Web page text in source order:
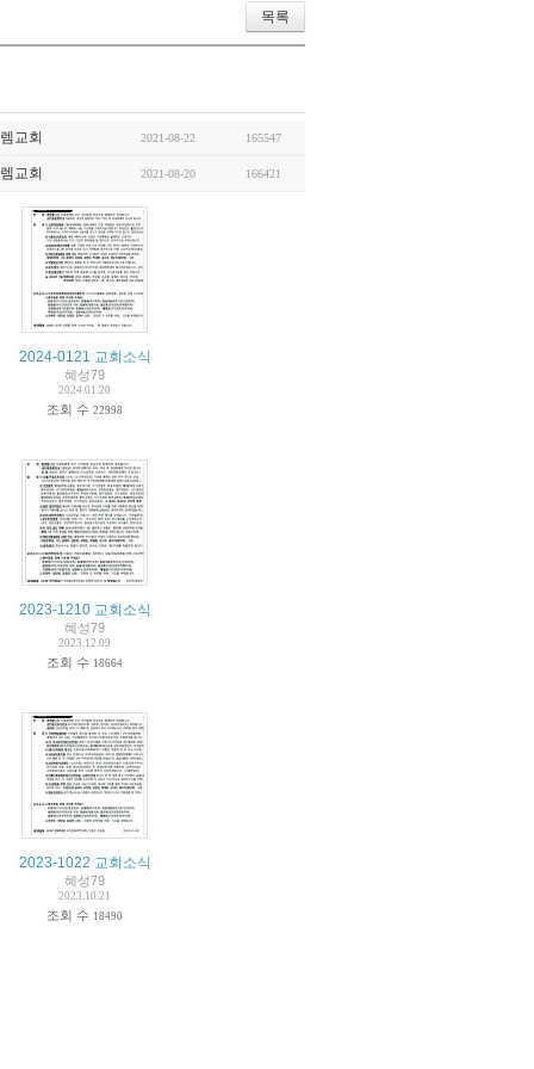
목록
교회 2021-08-22 165547
교회 2021-08-20 166421
2024-0121 교회소식
혜성79
2024.01.20
조회 수 22998
2023-1210 교회소식
혜성79
2023.12.09
조회 수 18664
2023-1022 교회소식
혜성79
2023.10.21
조회 수 18490